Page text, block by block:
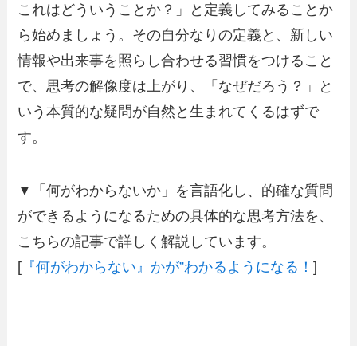
これはどういうことか？」と定義してみることか
ら始めましょう。その自分なりの定義と、新しい
情報や出来事を照らし合わせる習慣をつけること
で、思考の解像度は上がり、「なぜだろう？」と
いう本質的な疑問が自然と生まれてくるはずで
す。
▼「何がわからないか」を言語化し、的確な質問
ができるようになるための具体的な思考方法を、
こちらの記事で詳しく解説しています。
[ 『何がわからない』かが”わかるようになる！]